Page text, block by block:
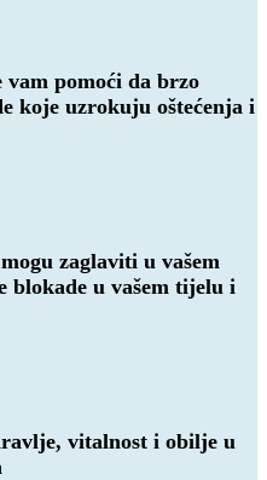
pomoći da brzo
koje uzrokuju oštećenja i
zaglaviti u vašem
blokade u vašem tijelu i
vitalnost i obilje u